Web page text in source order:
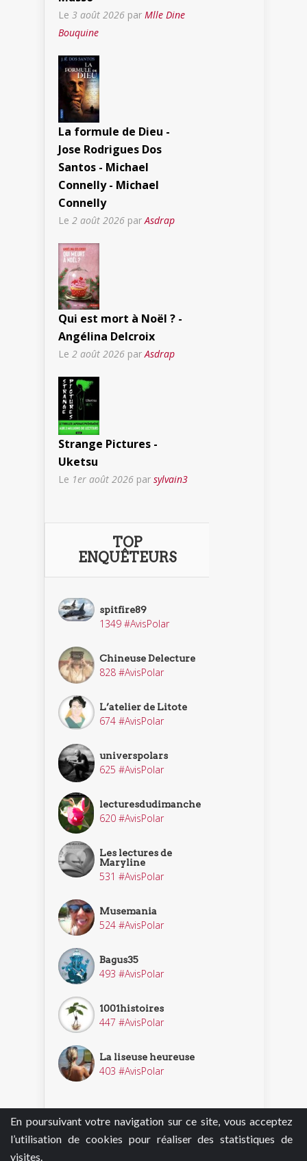
En poursuivant votre navigation sur ce site, vous acceptez
l’utilisation de cookies pour réaliser des statistiques de
visites.
Le 3 août 2026 par Mlle Dine
Bouquine
La formule de Dieu -
Jose Rodrigues Dos
Santos - Michael
Connelly - Michael
Connelly
Le 2 août 2026 parAsdrap
Qui est mort à Noël ? -
Angélina Delcroix
Le 2 août 2026 par Asdrap
Strange Pictures -
Uketsu
Le 1er août 2026 par sylvain3
TOP
ENQUÊTEURS
spitfire89
1349 #AvisPolar
Chineuse Delecture
828 #AvisPolar
L’atelier de Litote
674 #AvisPolar
universpolars
625 #AvisPolar
lecturesdudimanche
620 #AvisPolar
Les lectures de
Maryline
531 #AvisPolar
Musemania
524 #AvisPolar
Bagus35
493 #AvisPolar
1001histoires
447 #AvisPolar
La liseuse heureuse
403 #AvisPolar
Découvrir nos enquêteurs